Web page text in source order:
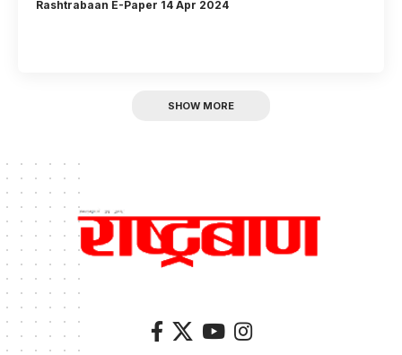
Rashtrabaan E-Paper 14 Apr 2024
SHOW MORE